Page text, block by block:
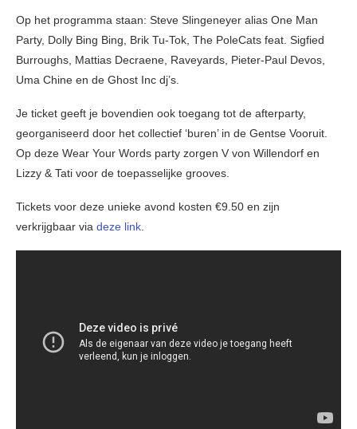
Op het programma staan: Steve Slingeneyer alias One Man
Party, Dolly Bing Bing, Brik Tu-Tok, The PoleCats feat. Sigfied
Burroughs, Mattias Decraene, Raveyards, Pieter-Paul Devos,
Uma Chine en de Ghost Inc dj’s.
Je ticket geeft je bovendien ook toegang tot de afterparty,
georganiseerd door het collectief ‘buren’ in de Gentse Vooruit.
Op deze Wear Your Words party zorgen V von Willendorf en
Lizzy & Tati voor de toepasselijke grooves.
Tickets voor deze unieke avond kosten €9.50 en zijn
verkrijgbaar via deze link.